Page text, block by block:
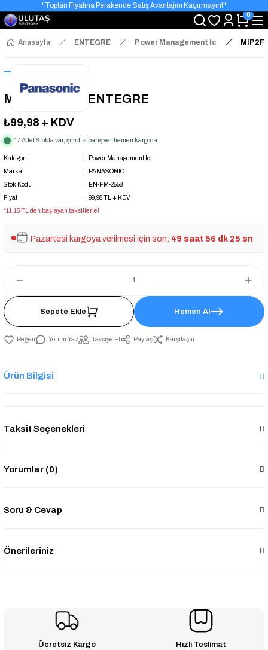
"Toptan Fiyatına Perakende Satış Avantajını Kaçırmayın!"
"Üyelere Özel: Stok Önceliği ve Proje Fiyatları."
0
Anasayfa ENTEGRE Power Management Ic
MIP2F2 DIP-7 ENTEGRE
₺99,98 + KDV
17 Adet Stokta var, şimdi sipariş ver hemen kargoda
Kategori
Power Management Ic
Marka
PANASONIC
Stok Kodu
EN-PM-2558
Fiyat
99,98 TL + KDV
*11,15 TL den başlayan taksitlerle!
Pazartesi kargoya verilmesi için son: 49 saat 56 dk 25 sn
Sepete Ekle Hemen Al
Yorum Yaz Tavsiye Et Paylaş Karşılaştır
Ürün Bilgisi
Taksit Seçenekleri
Yorumlar (0)
Soru & Cevap
Önerileriniz
Ücretsiz Kargo Hızlı Teslimat